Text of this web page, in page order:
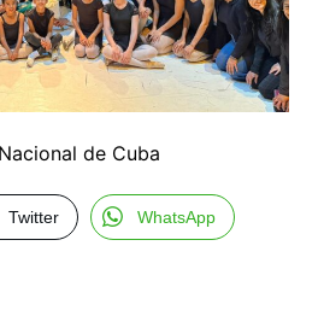
de Cuba
Twitter WhatsApp